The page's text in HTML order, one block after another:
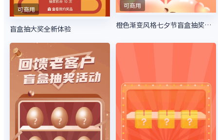
可商用
盲盒抽大奖全新体验
可商用
橙色渐变风格七夕节盲盒抽奖活动